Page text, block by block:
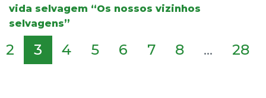
vida selvagem “Os nossos vizinhos
selvagens”
2 3 4 5 6 7 8 ... 28